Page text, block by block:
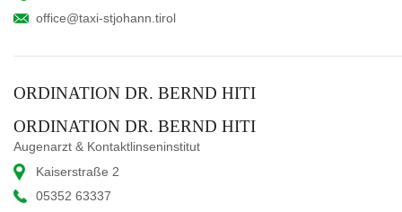
office@taxi-stjohann.tirol
ORDINATION DR. BERND HITI
ORDINATION DR. BERND HITI
Augenarzt & Kontaktlinseninstitut
Kaiserstraße 2
05352 63337